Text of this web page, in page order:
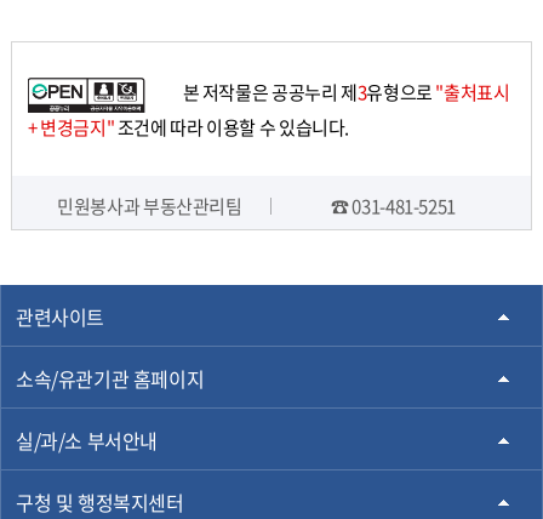
가
본 저작물은 공공누리 제3유형으로"출처표시
+ 변경금지"조건에 따라 이용할 수 있습니다.
민원봉사과 부동산관리팀 ☎ 031-481-5251
관련사이트
소속/유관기관 홈페이지
실/과/소 부서안내
구청 및 행정복지센터